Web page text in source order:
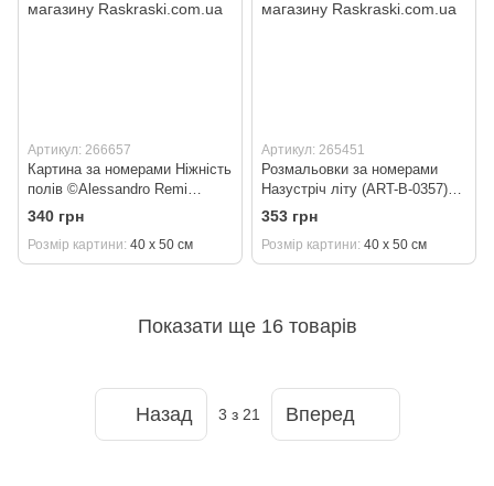
Артикул: 266657
Картина за номерами Ніжність
полів ©Аlessandro Remi
(KH6321) Ідейка 40 х 50 см
340 грн
Розмір картини 40 х 50 см
Артикул: 265451
Розмальовки за номерами
Назустріч літу (ART-B-0357)
Artissimo 40 х 50 см
353 грн
Розмір картини 40 х 50 см
Показати ще 16 товарів
Назад 3 з 21 Вперед